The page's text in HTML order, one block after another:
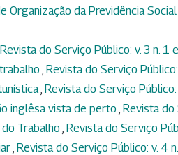
Organização da Previdência
Revista do Serviço Público: v. 3 n. 1
, Revista do Serviço
, Revista do Serviço
inglêsa vista de perto , Revista do
Trabalho , Revista do Serviço
, Revista do Serviço Público: v. 4